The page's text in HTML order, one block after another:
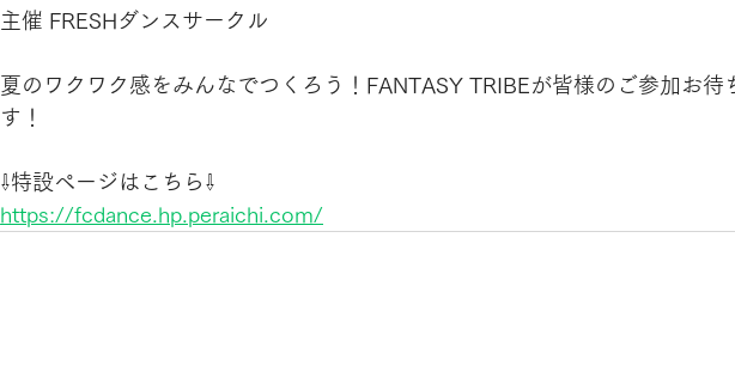
主催 FRESHダンスサークル
夏のワクワク感をみんなでつくろう！FANTASY TRIBEが皆様のご参加お待
す！
⇩特設ページはこちら⇩
https://fcdance.hp.peraichi.com/